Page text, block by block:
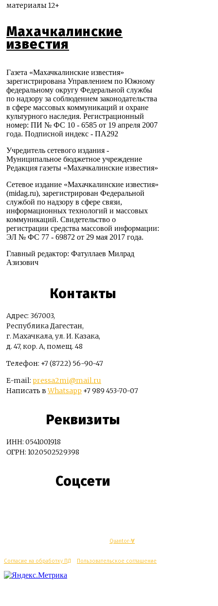
материалы 12+
Махачкалинские
известия
Газета «Махачкалинские известия»
зарегистрирована Управлением по Южному
федеральному округу Федеральной службы
по надзору за соблюдением законодательства
в сфере массовых коммуникаций и охране
культурного наследия. Регистрационный
номер: ПИ № ФС 10 - 6585 от 19 апреля 2007
года. Подписной индекс - ПА292
Учредитель сетевого издания -
Муниципальное бюджетное учреждение
Редакция газеты «Махачкалинские известия»
Сетевое издание «Махачкалинские известия»
(midag.ru), зарегистрирован Федеральной
службой по надзору в сфере связи,
информационных технологий и массовых
коммуникаций. Свидетельство о
регистрации средства массовой информации:
ЭЛ № ФС 77 - 69872 от 29 мая 2017 года.
Главный редактор: Фатуллаев Милрад
Азизович
Контакты
Адрес: 367003,
Республика Дагестан,
г. Махачкала, ул. И. Казака,
д. 47, кор. А, помещ. 48
Телефон: +7 (8722) 56-90-47
E-mail: pressa2mi@mail.ru
Написать вWhatsapp +7 989 453-70-07
Реквизиты
ИНН: 0541001918
ОГРН: 1020502529398
Соцсети
Quantor-∀
Согласие на обработку ПД Пользовательское соглашение